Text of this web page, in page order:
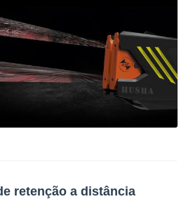
retenção a distância